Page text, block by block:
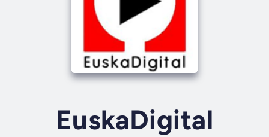
EuskaDigital